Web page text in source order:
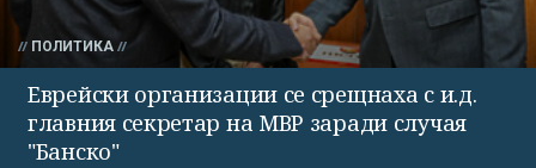
ПОЛИТИКА
Еврейски организации се срещнаха с и.д.
главния секретар на МВР заради случая
"Банско"